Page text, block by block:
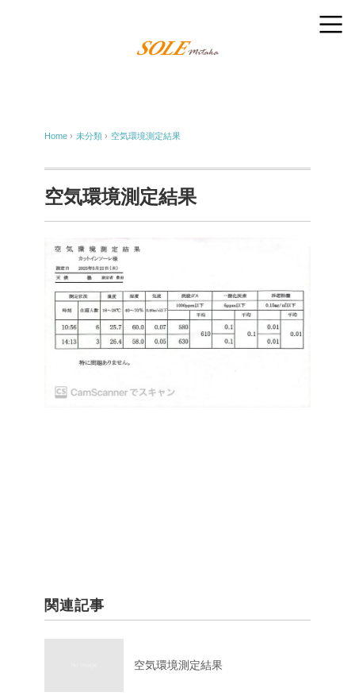
Home › 未分類 › 空気環境測定結果
空気環境測定結果
関連記事
空気環境測定結果